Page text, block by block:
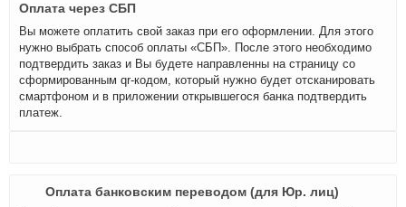
Оплата через СБП
Вы можете оплатить свой заказ при его оформлении. Для этого
нужно выбрать способ оплаты «СБП». После этого необходимо
подтвердить заказ и Вы будете направленны на страницу со
сформированным qr-кодом, который нужно будет отсканировать
смартфоном и в приложении открывшегося банка подтвердить
платеж.
Оплата банковским переводом (для Юр. лиц)